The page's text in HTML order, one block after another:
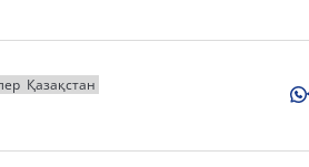
Қазақстан